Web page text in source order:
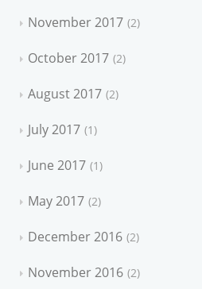
November 2017 2
October 2017 2
August 2017 2
July 2017 1
June 2017 1
May 2017 2
December 2016 2
November 2016 2